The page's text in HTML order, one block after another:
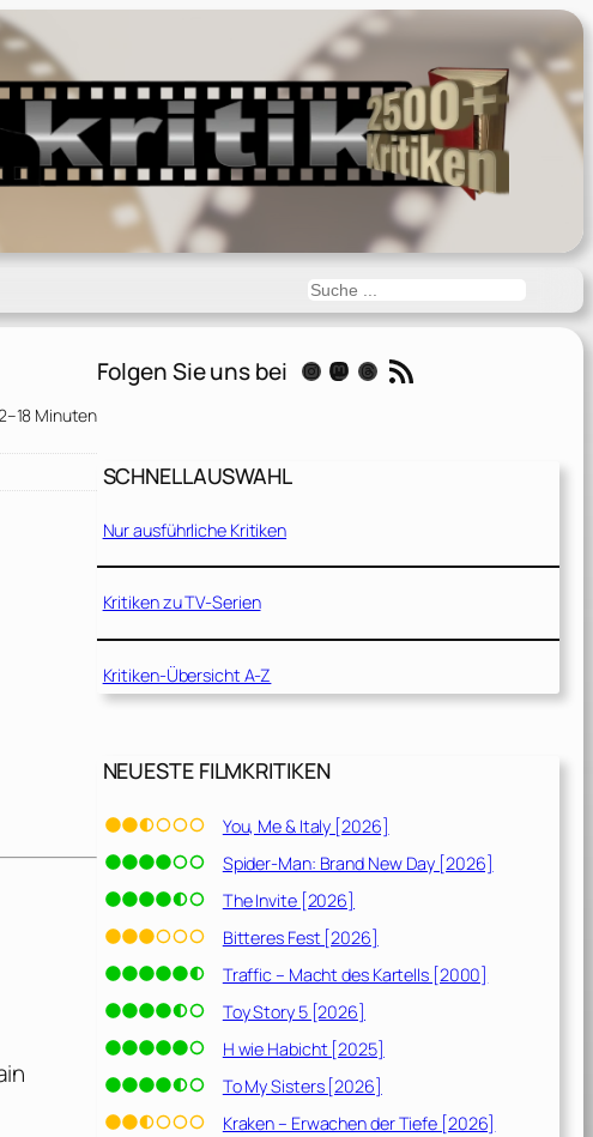
Suchen
Minuten
Folgen Sie uns bei Instagram Mastodon Threads RSS-Feed
SCHNELLAUSWAHL
Nur ausführliche Kritiken
Kritiken zu TV-Serien
Kritiken-Übersicht A-Z
NEUESTE FILMKRITIKEN
You, Me & Italy [2026]
Spider-Man: Brand New Day [2026]
The Invite [2026]
Bitteres Fest [2026]
Traffic – Macht des Kartells [2000]
Toy Story 5 [2026]
H wie Habicht [2025]
To My Sisters [2026]
Kraken – Erwachen der Tiefe [2026]